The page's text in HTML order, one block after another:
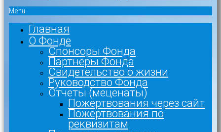
Menu
Главная
О Фонде
Спонсоры Фонда
Партнеры Фонда
Свидетельство о жизни
Руководство Фонда
Отчеты (меценаты)
Пожертвования через сайт
Пожертвования по
реквизитам